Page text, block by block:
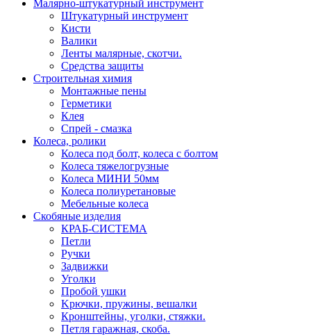
Малярно-штукатурный инструмент
Штукатурный инструмент
Кисти
Валики
Ленты малярные, скотчи.
Средства защиты
Строительная химия
Монтажные пены
Герметики
Клея
Спрей - смазка
Колеса, ролики
Колеса под болт, колеса с болтом
Колеса тяжелогрузные
Колеса МИНИ 50мм
Колеса полиуретановые
Мебельные колеса
Скобяные изделия
КРАБ-СИСТЕМА
Петли
Ручки
Задвижки
Уголки
Пробой ушки
Kрючки, пружины, вешалки
Кронштейны, уголки, стяжки.
Петля гаражная, скоба.